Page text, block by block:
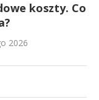
koszty. Co
2026